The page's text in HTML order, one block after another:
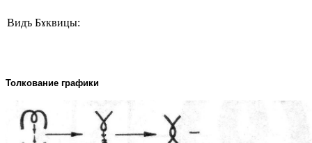
Видъ Бɤквицы:
Толкование графики